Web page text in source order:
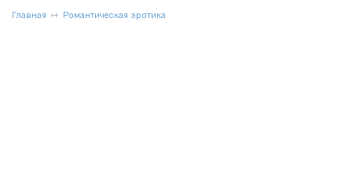
Главная Романтическая эротика